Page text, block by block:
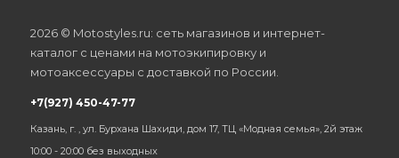
2026 © Motostyles.ru: сеть магазинов и интернет-
каталог с ценами на мотоэкипировку и
мотоаксессуары с доставкой по России.
+7(927) 450-47-77
Казань, г. , ул. Бурхана Шахиди, дом 17, ТЦ «Модная семья», 2й этаж
10:00 - 20:00 без выходных